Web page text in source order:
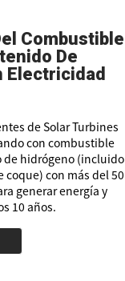
Combustible
De
Electricidad
de Solar Turbines
con combustible
de hidrógeno (incluido
coque) con más del 50
generar energía y
10 años.